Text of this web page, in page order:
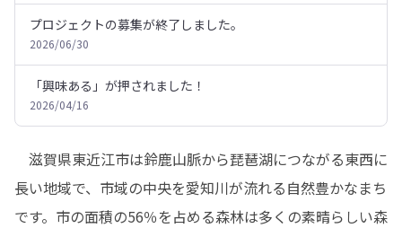
プロジェクトの募集が終了しました。
2026/06/30
「興味ある」が押されました！
2026/04/16
滋賀県東近江市は鈴鹿山脈から琵琶湖につながる東西に
長い地域で、市域の中央を愛知川が流れる自然豊かなまち
です。市の面積の56％を占める森林は多くの素晴らしい森